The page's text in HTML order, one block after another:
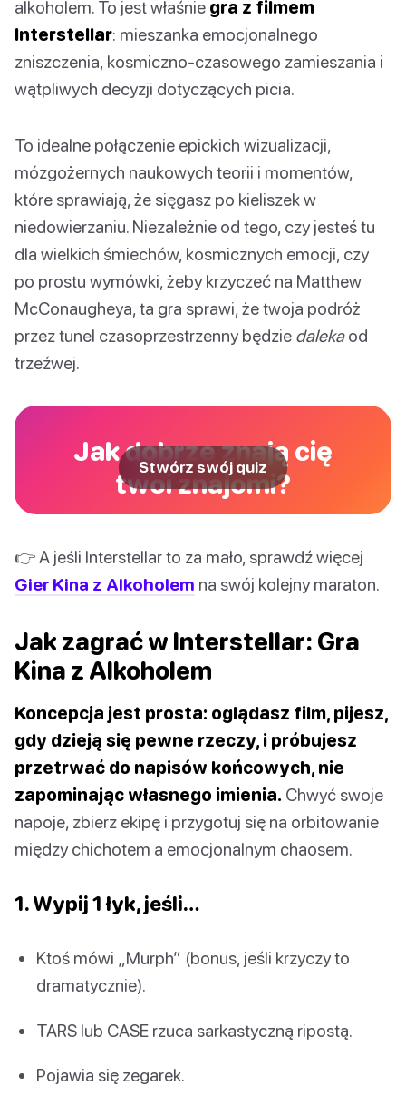
alkoholem. To jest właśnie gra z filmem
Interstellar: mieszanka emocjonalnego
zniszczenia, kosmiczno-czasowego zamieszania i
wątpliwych decyzji dotyczących picia.
To idealne połączenie epickich wizualizacji,
mózgożernych naukowych teorii i momentów,
które sprawiają, że sięgasz po kieliszek w
niedowierzaniu. Niezależnie od tego, czy jesteś tu
dla wielkich śmiechów, kosmicznych emocji, czy
po prostu wymówki, żeby krzyczeć na Matthew
McConaugheya, ta gra sprawi, że twoja podróż
przez tunel czasoprzestrzenny będzie dalekaod
trzeźwej.
Jak dobrze znają cię
twoi znajomi?
Stwórz swój quiz
👉 A jeśli Interstellar to za mało, sprawdź więcej
Gier Kina z Alkoholem na swój kolejny maraton.
Jak zagrać w Interstellar: Gra
Kina z Alkoholem
Koncepcja jest prosta: oglądasz film, pijesz,
gdy dzieją się pewne rzeczy, i próbujesz
przetrwać do napisów końcowych, nie
zapominając własnego imienia. Chwyć swoje
napoje, zbierz ekipę i przygotuj się na orbitowanie
między chichotem a emocjonalnym chaosem.
1. Wypij 1 łyk, jeśli…
Ktoś mówi „Murph” (bonus, jeśli krzyczy to
dramatycznie).
TARS lub CASE rzuca sarkastyczną ripostą.
Pojawia się zegarek.